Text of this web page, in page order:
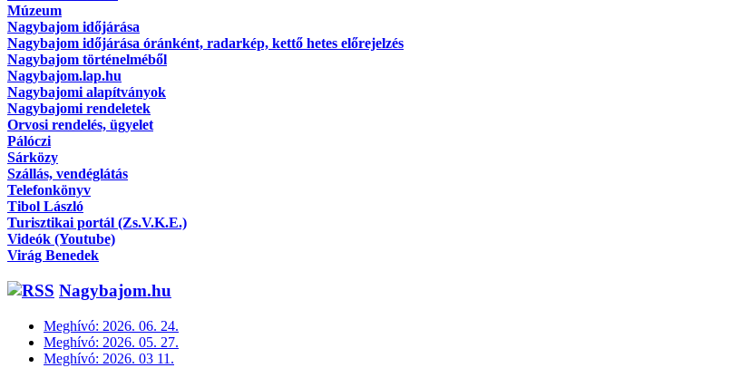
Múzeum
Nagybajom időjárása
Nagybajom időjárása óránként, radarkép, kettő hetes előrejelzés
Nagybajom történelméből
Nagybajom.lap.hu
Nagybajomi alapítványok
Nagybajomi rendeletek
Orvosi rendelés, ügyelet
Pálóczi
Sárközy
Szállás, vendéglátás
Telefonkönyv
Tibol László
Turisztikai portál (Zs.V.K.E.)
Videók (Youtube)
Virág Benedek
Nagybajom.hu
Meghívó: 2026. 06. 24.
Meghívó: 2026. 05. 27.
Meghívó: 2026. 03 11.